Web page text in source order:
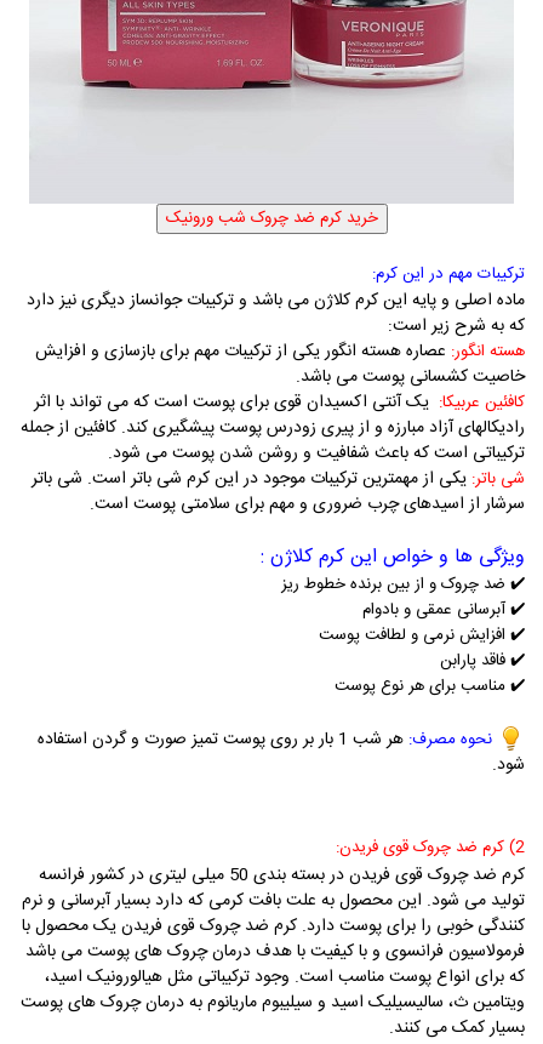
ترکیبات مهم در این کرم:
ماده اصلی و پایه این کرم کلاژن می باشد و ترکیبات جوانساز دیگری نیز دارد
که به شرح زیر است:
هسته انگور: عصاره هسته انگور یکی از ترکیبات مهم برای بازسازی و افزایش
خاصیت کشسانی پوست می باشد.
کافئین عربیکا: یک آنتی اکسیدان قوی برای پوست است که می تواند با اثر
رادیکالهای آزاد مبارزه و از پیری زودرس پوست پیشگیری کند. کافئین از جمله
ترکیباتی است که باعث شفافیت و روشن شدن پوست می شود.
شی باتر: یکی از مهمترین ترکیبات موجود در این کرم شی باتر است. شی باتر
سرشار از اسیدهای چرب ضروری و مهم برای سلامتی پوست است.
ویژگی ها و خواص این کرم کلاژن :
✔️ ضد چروک و از بین برنده خطوط ریز
✔️آبرسانی عمقی و بادوام
✔️ افزایش نرمی و لطافت پوست
✔️فاقد پارابن
✔️مناسب برای هر نوع پوست
نحوه مصرف:
هر شب 1 بار بر روی پوست تمیز صورت و گردن استفاده
شود.
2) کرم ضد چروک قوی فریدن:
ک
رم ضد چروک قوی فریدن در بسته بندی 50 میلی لیتری در کشور فرانسه
تولید می شود. این محصول به علت بافت کرمی که دارد بسیار آبرسانی و نرم
کنندگی خوبی را برای پوست دارد. کرم ضد چروک قوی فریدن یک محصول با
فرمولاسیون فرانسوی و با کیفیت با هدف درمان چروک های پوست می باشد
که برای انواع پوست مناسب است. وجود ترکیباتی مثل هیالورونیک اسید،
ویتامین ث، سالیسیلیک اسید و سیلیبوم ماریانوم به درمان چروک های پوست
بسیار کمک می کنند.